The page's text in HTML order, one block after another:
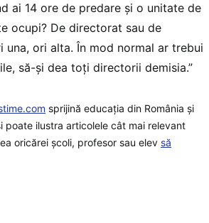
ai 14 ore de predare și o unitate de
ocupi? De directorat sau de
una, ori alta. În mod normal ar trebui
să-și dea toți directorii demisia.”
sprijină educaţia din România şi
poate ilustra articolele cât mai relevant
oricărei școli, profesor sau elev să